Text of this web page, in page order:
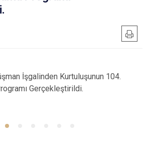
Darıca
İşgalinden Kurtuluşunun 104.
Gerçekleştirildi.